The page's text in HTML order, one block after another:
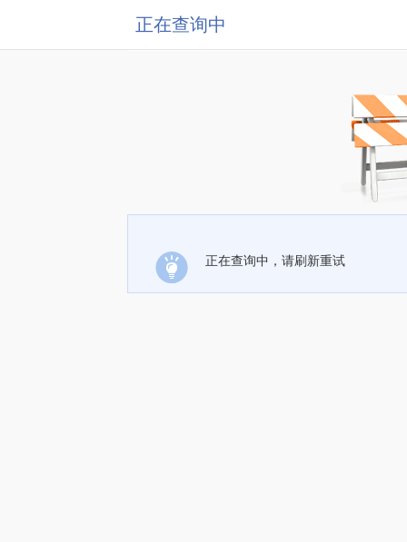
正在查询中
正在查询中，请刷新重试